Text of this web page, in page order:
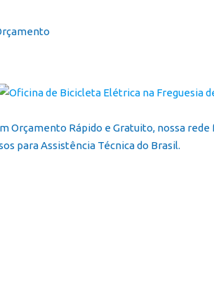
Orçamento Rápido e Gratuito, nossa
para Assistência Técnica do Brasil.